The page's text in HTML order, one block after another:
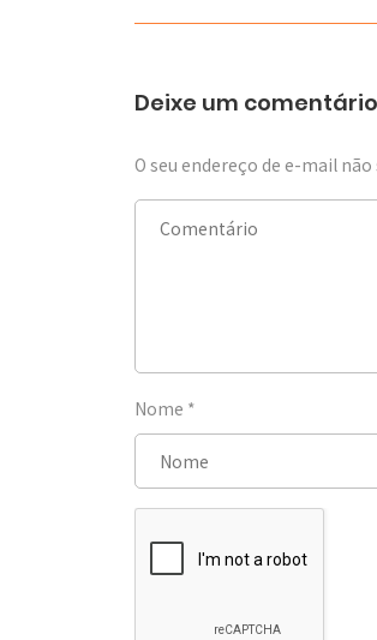
Deixe um comentário
O seu endereço de e-mail
Nome *